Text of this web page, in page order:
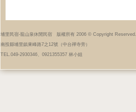
埔里民宿-龍山泉休閒民宿 版權所有 2006 © Copyright Reserved.
南投縣埔里鎮東峰路7之12號（中台禪寺旁）
TEL.049-2930346、0921355357 林小姐